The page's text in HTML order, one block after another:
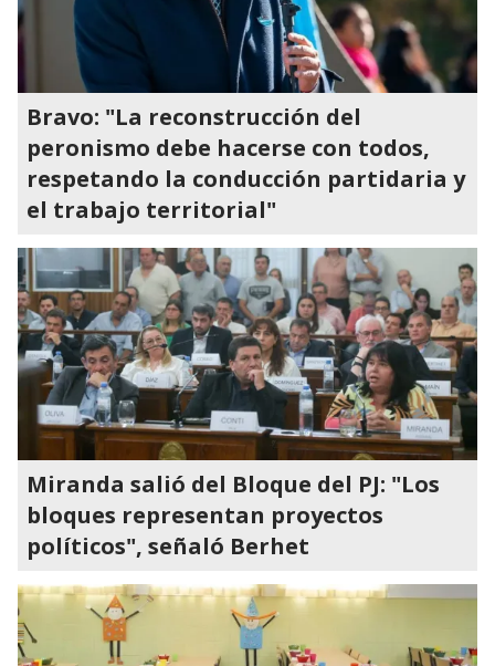
Bravo: "La reconstrucción del
peronismo debe hacerse con todos,
respetando la conducción partidaria y
el trabajo territorial"
Miranda salió del Bloque del PJ: "Los
bloques representan proyectos
políticos", señaló Berhet